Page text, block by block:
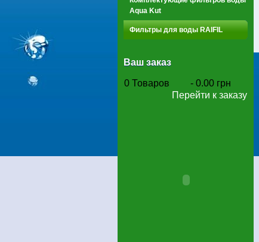
Aqua Kut
Фильтры для воды RAIFIL
Ваш заказ
0 Товаров - 0.00 грн
Перейти к заказу